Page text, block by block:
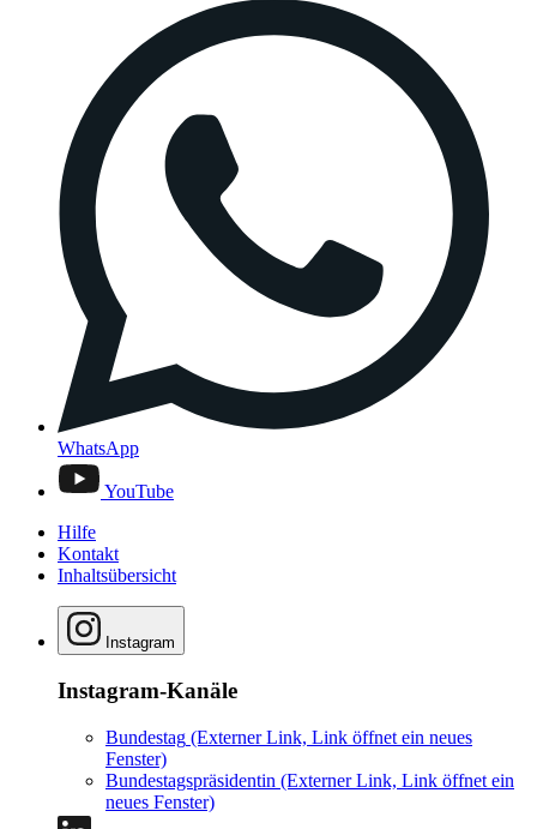
WhatsApp
YouTube
Hilfe
Kontakt
Inhaltsübersicht
Instagram
Instagram-Kanäle
Bundestag (Externer Link, Link öffnet ein neues
Fenster)
Bundestagspräsidentin (Externer Link, Link öffnet ein
neues Fenster)